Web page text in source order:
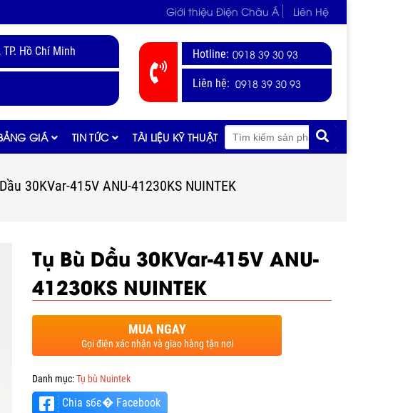
Giới thiệu Điện Châu Á Liên Hệ
Hồ Chí Minh Hotline: 0918 39 30 93
Liên hệ: 0918 39 30 93
GIÁ TIN TỨC TÀI LIỆU KỸ THUẬT
30KVar-415V ANU-41230KS NUINTEK
Tụ Bù Dầu 30KVar-415V ANU-
41230KS NUINTEK
MUA NGAY
Gọi điện xác nhận và giao hàng tận nơi
Danh mục:Tụ bù Nuintek
Chia sбє� Facebook